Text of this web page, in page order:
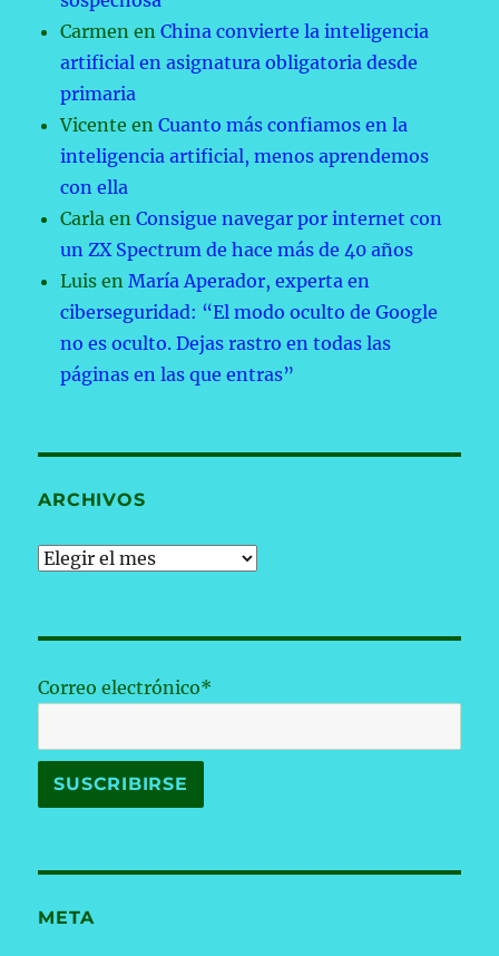
Carmen enChina convierte la inteligencia
artificial en asignatura obligatoria desde
primaria
Vicente enCuanto más confiamos en la
inteligencia artificial, menos aprendemos
con ella
Carla enConsigue navegar por internet con
un ZX Spectrum de hace más de 40 años
Luis enMaría Aperador, experta en
ciberseguridad: “El modo oculto de Google
no es oculto. Dejas rastro en todas las
páginas en las que entras”
ARCHIVOS
Archivos
Correo electrónico*
META